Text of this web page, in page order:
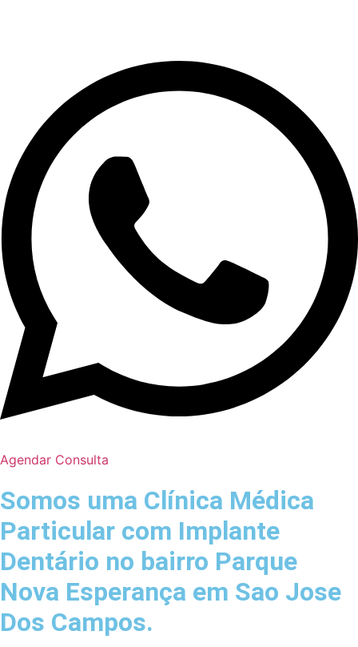
Agendar Consulta
Somos uma Clínica Médica
Particular com Implante
Dentário no bairro Parque
Nova Esperança em Sao Jose
Dos Campos.